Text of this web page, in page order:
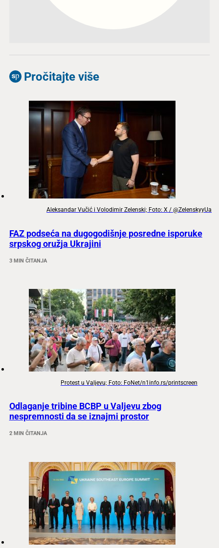
Pročitajte više
Aleksandar Vučić i Volodimir Zelenski; Foto: X / @ZelenskyyUa
FAZ podseća na dugogodišnje posredne isporuke
srpskog oružja Ukrajini
3 MIN ČITANJA
Protest u Valjevu; Foto: FoNet/n1info.rs/printscreen
Odlaganje tribine BCBP u Valjevu zbog
nespremnosti da se iznajmi prostor
2 MIN ČITANJA